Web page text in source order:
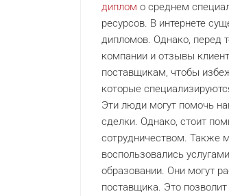
диплом о среднем
ресурсов. В интернете
дипломов. Однако, перед
компании и отзывы
поставщикам, чтобы
которые
Эти люди могут помочь
сделки. Однако, стоит
сотрудничеством. Также
воспользовались
образовании. Они могут
поставщика. Это